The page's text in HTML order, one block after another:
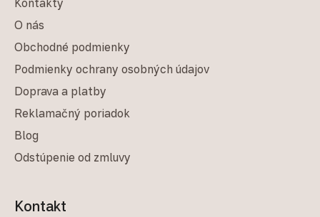
Kontakty
O nás
Obchodné podmienky
Podmienky ochrany osobných údajov
Doprava a platby
Reklamačný poriadok
Blog
Odstúpenie od zmluvy
Kontakt